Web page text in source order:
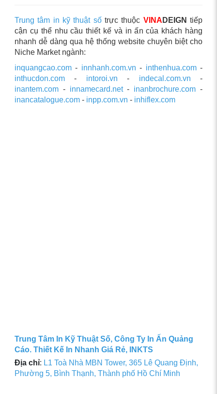
Trung tâm in kỹ thuật sốtrực thuộc VINA DEIGN tiếp
cận cụ thể nhu cầu thiết kế và in ấn của khách hàng
nhanh dễ dàng qua hệ thống website chuyên biệt cho
Niche Market ngành:
inquangcao.com - innhanh.com.vn - inthenhua.com-
inthucdon.com - intoroi.vn - indecal.com.vn -
inantem.com - innamecard.net- inanbrochure.com -
inancatalogue.com - inpp.com.vn - inhiflex.com
Trung Tâm In Kỹ Thuật Số, Công Ty In Ấn Quảng
Cáo. Thiết Kế In Nhanh Giá Rẻ, INKTS
Địa chỉ: L1 Toà Nhà MBN Tower, 365 Lê Quang Định,
Phường 5, Bình Thạnh, Thành phố Hồ Chí Minh